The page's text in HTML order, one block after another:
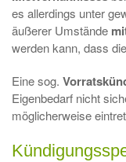
es allerdings unter
äußerer Umstände
werden kann, dass
Eine sog.
Eigenbedarf nicht
möglicherweise